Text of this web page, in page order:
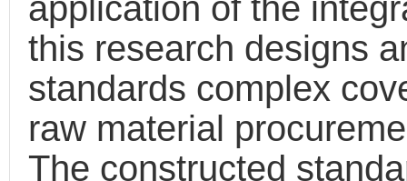
application of the
this research designs
standards complex
raw material
The constructed